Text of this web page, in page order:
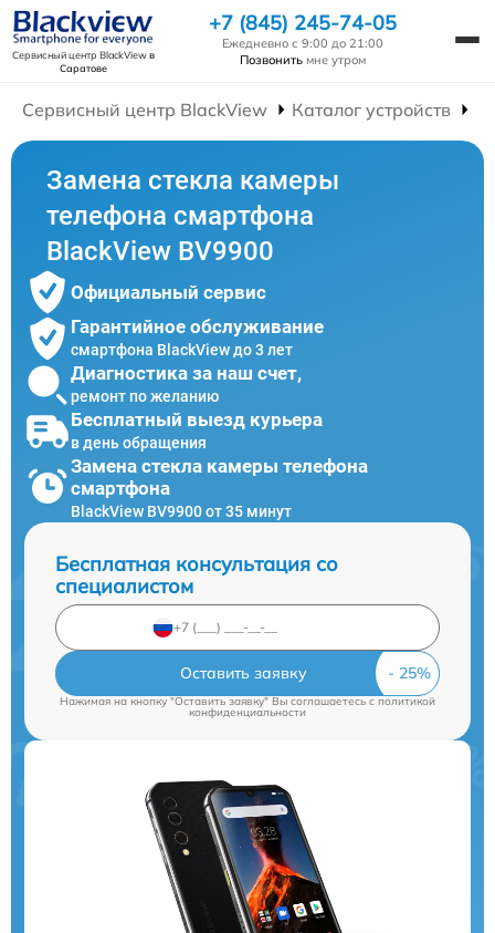
Сервисный центр BlackViewв
Саратове
+7 (845) 245-74-05
Ежедневно с 9:00 до 21:00
Позвонить мне утром
Сервисный центр BlackView Каталог устройств
Замена стекла камеры
телефона смартфона
BlackView BV9900
Официальный сервис
Гарантийное обслуживание
смартфона BlackView до 3 лет
Диагностика за наш счет,
ремонт по желанию
Бесплатный выезд курьера
в день обращения
Замена стекла камеры телефона
смартфона
BlackView BV9900 от 35 минут
Бесплатная консультация со
специалистом
Оставить заявку
Нажимая на кнопку "Оставить заявку" Вы соглашаетесь cполитикой
конфиденциальности